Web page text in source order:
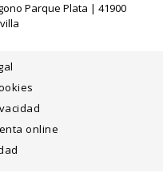
Parque Plata | 41900
online